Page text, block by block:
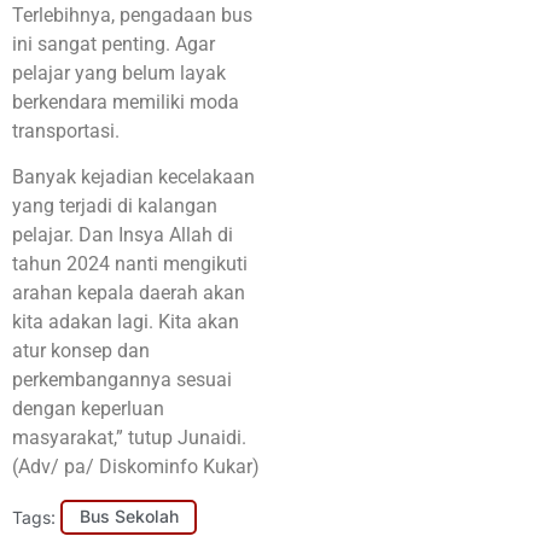
Terlebihnya, pengadaan bus
ini sangat penting. Agar
pelajar yang belum layak
berkendara memiliki moda
transportasi.
Banyak kejadian kecelakaan
yang terjadi di kalangan
pelajar. Dan Insya Allah di
tahun 2024 nanti mengikuti
arahan kepala daerah akan
kita adakan lagi. Kita akan
atur konsep dan
perkembangannya sesuai
dengan keperluan
masyarakat,” tutup Junaidi.
(Adv/ pa/ Diskominfo Kukar)
Tags: Bus Sekolah